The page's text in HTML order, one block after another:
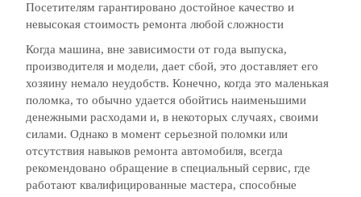
Посетителям гарантировано достойное качество и
невысокая стоимость ремонта любой сложности
Когда машина, вне зависимости от года выпуска,
производителя и модели, дает сбой, это доставляет его
хозяину немало неудобств. Конечно, когда это маленькая
поломка, то обычно удается обойтись наименьшими
денежными расходами и, в некоторых случаях, своими
силами. Однако в момент серьезной поломки или
отсутствия навыков ремонта автомобиля, всегда
рекомендовано обращение в специальный сервис, где
работают квалифицированные мастера, способные